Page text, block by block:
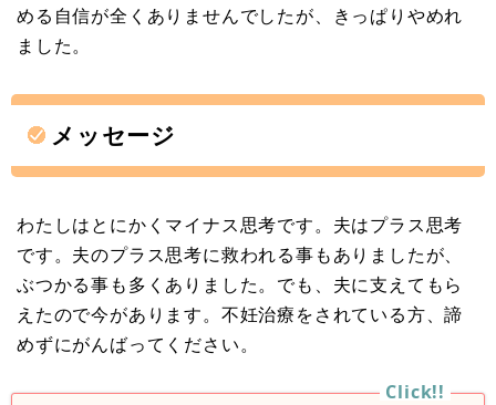
める自信が全くありませんでしたが、きっぱりやめれ
ました。
メッセージ
わたしはとにかくマイナス思考です。夫はプラス思考
です。夫のプラス思考に救われる事もありましたが、
ぶつかる事も多くありました。でも、夫に支えてもら
えたので今があります。不妊治療をされている方、諦
めずにがんばってください。